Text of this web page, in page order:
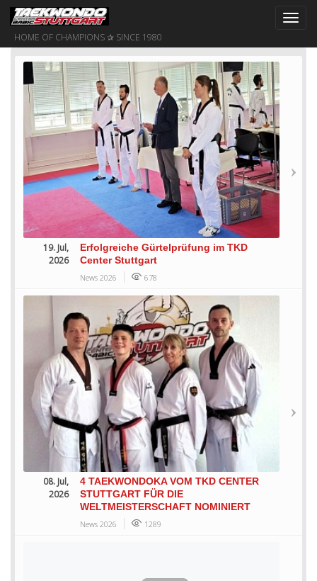
HOME OF CHAMPIONS ✰ SINCE 1980
19. Jul,
2026
Erfolgreiche Gürtelprüfung im TKD
Center Stuttgart
News 2026 678
08. Jul,
2026
4 TAEKWONDOKA VOM TKD CENTER
STUTTGART FÜR DIE
WELTMEISTERSCHAFT NOMINIERT
News 2026 1289